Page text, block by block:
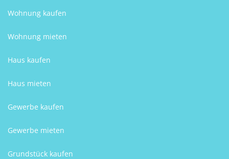
Wohnung kaufen
Wohnung mieten
Haus kaufen
Haus mieten
Gewerbe kaufen
Gewerbe mieten
Grundstück kaufen